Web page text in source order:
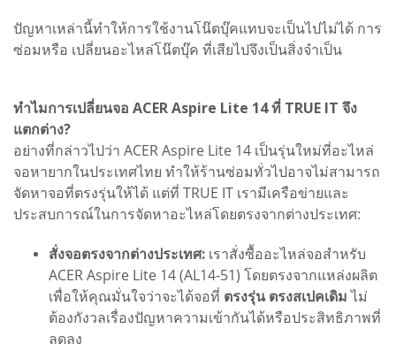
ปัญหาเหล่านี้ทำให้การใช้งานโน๊ตบุ๊คแทบจะเป็นไปไม่ได้ การ
ซ่อมหรือ เปลี่ยนอะไหล่โน๊ตบุ๊ค ที่เสียไปจึงเป็นสิ่งจำเป็น
ทำไมการเปลี่ยนจอ ACER Aspire Lite 14 ที่ TRUE IT จึง
แตกต่าง?
อย่างที่กล่าวไปว่า ACER Aspire Lite 14 เป็นรุ่นใหม่ที่อะไหล่
จอหายากในประเทศไทย ทำให้ร้านซ่อมทั่วไปอาจไม่สามารถ
จัดหาจอที่ตรงรุ่นให้ได้ แต่ที่ TRUE IT เรามีเครือข่ายและ
ประสบการณ์ในการจัดหาอะไหล่โดยตรงจากต่างประเทศ:
สั่งจอตรงจากต่างประเทศ: เราสั่งซื้ออะไหล่จอสำหรับ
ACER Aspire Lite 14 (AL14-51) โดยตรงจากแหล่งผลิต
เพื่อให้คุณมั่นใจว่าจะได้จอที่ ตรงรุ่น ตรงสเปคเดิมไม่
ต้องกังวลเรื่องปัญหาความเข้ากันได้หรือประสิทธิภาพที่
ลดลง